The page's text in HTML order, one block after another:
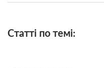
Статті по темі: